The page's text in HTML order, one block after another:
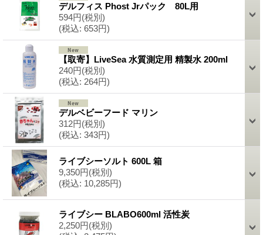
デルフィス Phost Jrパック 80L用
594円(税別)
(税込: 653円)
【取寄】LiveSea 水質測定用 精製水 200ml
240円(税別)
(税込: 264円)
デルベビーフード マリン
312円(税別)
(税込: 343円)
ライブシーソルト 600L 箱
9,350円(税別)
(税込: 10,285円)
ライブシー BLABO600ml 活性炭
2,250円(税別)